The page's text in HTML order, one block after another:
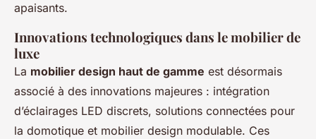
apaisants.
Innovations technologiques dans le mobilier de
luxe
La mobilier design haut de gamme est désormais
associé à des innovations majeures : intégration
d’éclairages LED discrets, solutions connectées pour
la domotique et mobilier design modulable. Ces